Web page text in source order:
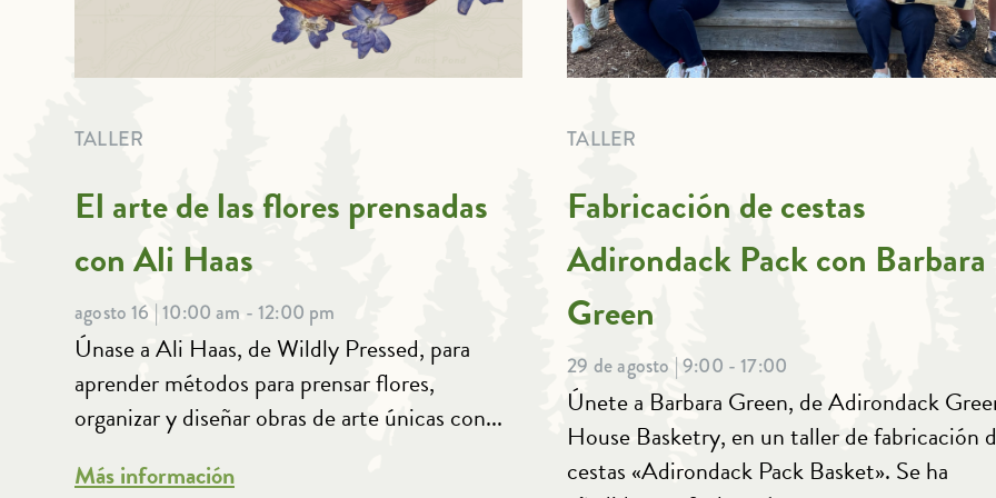
TALLER
El arte de las flores prensadas
con Ali Haas
agosto 16 | 10:00 am - 12:00 pm
Únase a Ali Haas, de Wildly Pressed, para
aprender métodos para prensar flores,
organizar y diseñar obras de arte únicas con...
Más información
TALLER
Fabricación de cestas
Adirondack Pack con Barbara
Green
29 de agosto | 9:00 - 17:00
Únete a Barbara Green, de Adirondack
House Basketry, en un taller de fabricación
cestas «Adirondack Pack Basket». Se ha